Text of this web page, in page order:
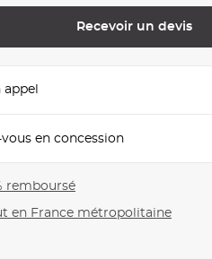
Recevoir un devis
en concession
remboursé
en France métropolitaine